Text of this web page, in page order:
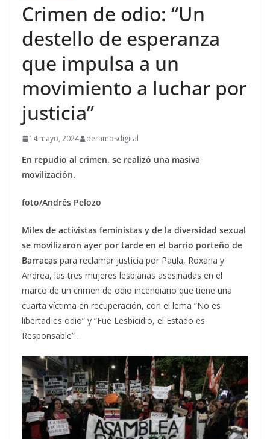
Crimen de odio: “Un
destello de esperanza
que impulsa a un
movimiento a luchar por
justicia”
14 mayo, 2024 deramosdigital
En repudio al crimen, se realizó una masiva
movilización.
foto/Andrés Pelozo
Miles de activistas feministas y de la diversidad sexual
se movilizaron ayer por tarde en el barrio porteño de
Barracas para reclamar justicia por Paula, Roxana y
Andrea, las tres mujeres lesbianas asesinadas en el
marco de un crimen de odio incendiario que tiene una
cuarta víctima en recuperación, con el lema “No es
libertad es odio” y “Fue Lesbicidio, el Estado es
Responsable” .